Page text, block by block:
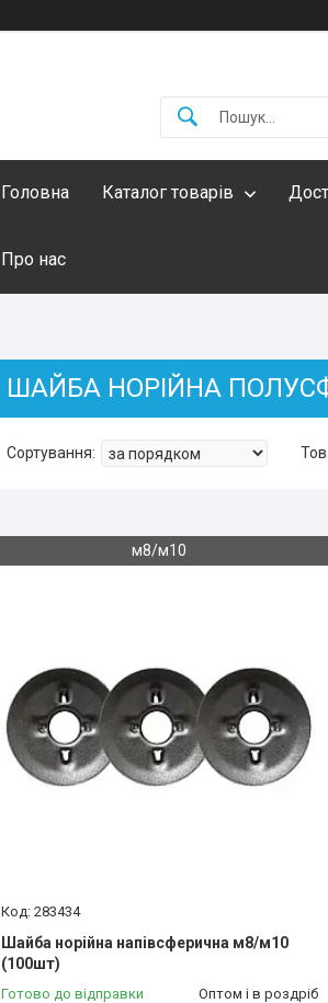
Головна Каталог товарів
Про нас
ШАЙБА НОРІЙНА
м8/м10
283434
Шайба норійна напівсферична м8/м10
(100шт)
Готово до відправки Оптом і в роздріб